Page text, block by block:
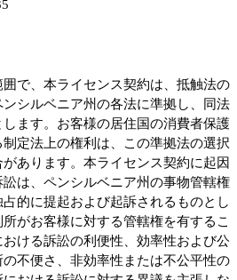
で、本ライセンス契約は、抵触法の
シルベニア州の各法に準拠し、同法
ます。お客様の居住国の消費者保護
定法上の権利は、この準拠法の選択
あります。本ライセンス契約に起因
は、ペンシルベニア州の事物管轄権
的に提起および起訴されるものとし
がお客様に対する管轄権を有するこ
ける訴訟の利便性、効率性および公
不便さ、非効率性または不公平性の